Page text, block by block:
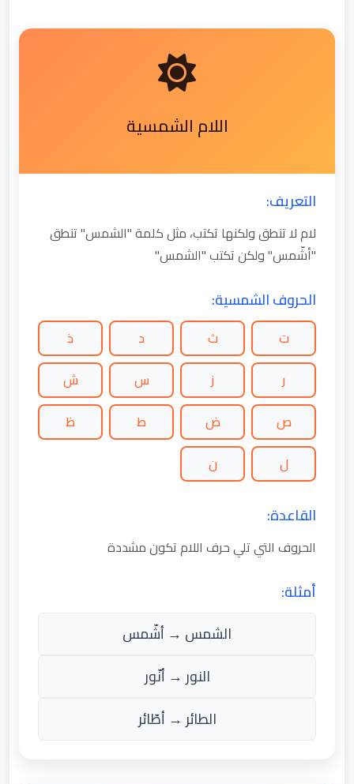
اللام الشمسية
التعريف:
لام لا تنطق ولكنها تكتب، مثل كلمة "الشمس" تنطق
"أشّمس" ولكن تكتب "الشمس"
الحروف الشمسية:
ت ث د
ذ
ر
ز س
ش
ص
ض ط
ظ
ل
ن
القاعدة:
الحروف التي تلي حرف اللام تكون مشددة
أمثلة:
الشمس → أشّمس
النور → أنّور
الطائر → أطّائر